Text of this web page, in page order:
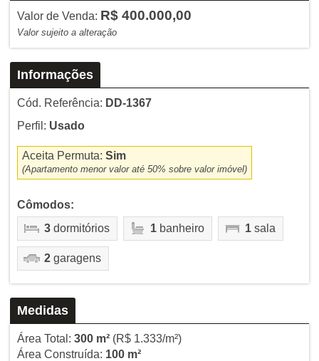
Valor de Venda: R$ 400.000,00
Valor sujeito a alteração
Informações
Cód. Referência: DD-1367
Perfil: Usado
Aceita Permuta: Sim
(Apartamento menor valor até 50% sobre valor imóvel)
Cômodos:
3dormitórios 1banheiro 1sala
2garagens
Medidas
Área Total: 300 m²(R$ 1.333/m²)
Área Construída: 100 m²